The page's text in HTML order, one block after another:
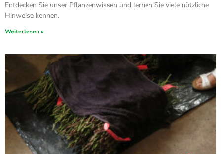
Entdecken Sie unser Pflanzenwissen und lernen Sie viele nützliche
Hinweise kennen.
Weiterlesen »